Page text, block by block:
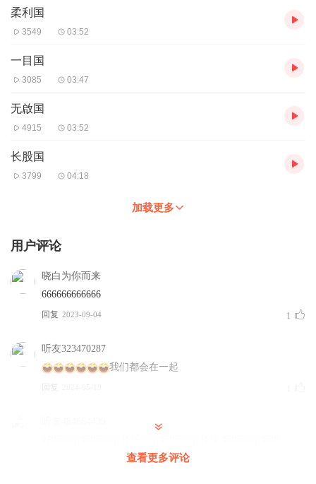
柔利国
3549 03:52
一目国
3085 03:47
无啟国
4915 03:52
长股国
3799 04:18
加载更多
用户评论
晓白为你而来
666666666666
回复 2023-09-04 1
听友323470287
我们都会在一起
回复
查看更多评论